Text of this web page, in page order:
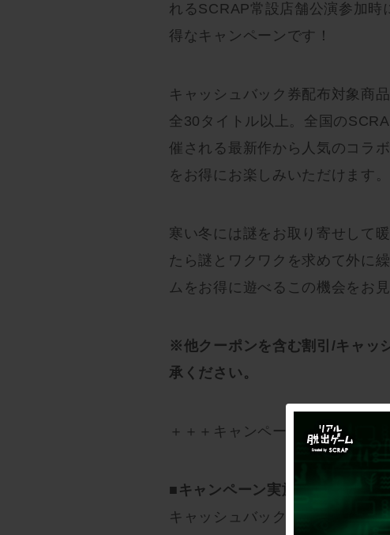
れるSCRAP常設店舗公演参加
得なキャンペーンです！
キャッシュバック券配布対象商
全30タイトル以上。全国の
催される最新作から人気のコラ
をお得にお楽しみいただけます。
寒い冬には謎をお取り寄せして
たら謎とワクワクを求めて外に
ムをお得に遊べるこの機会をお見
※他クーポンを含む割引/キャッ
承ください。
＋＋＋キャンペーン詳細＋＋＋
■キャンペーン実施期間
キャッシュバック券配布期間：